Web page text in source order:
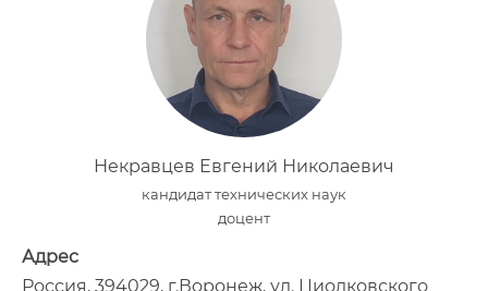
Некравцев Евгений Николаевич
кандидат технических наук
доцент
Адрес
Россия, 394029, г.Воронеж, ул. Циолковского